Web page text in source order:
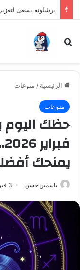
بحث عن
الرئيسية / منوعات
منوعات
يمنحك
ياسمين حسن 3 فبراير، 2026